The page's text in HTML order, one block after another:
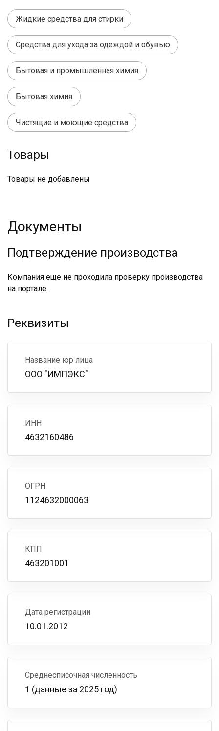
Жидкие средства для стирки
Средства для ухода за одеждой и обувью
Бытовая и промышленная химия
Бытовая химия
Чистящие и моющие средства
Товары
Товары не добавлены
Документы
Подтверждение производства
Компания ещё не проходила проверку производства
на портале.
Реквизиты
Название юр лица
ООО "ИМПЭКС"
ИНН
4632160486
ОГРН
1124632000063
КПП
463201001
Дата регистрации
10.01.2012
Среднесписочная численность
1 (данные за 2025 год)